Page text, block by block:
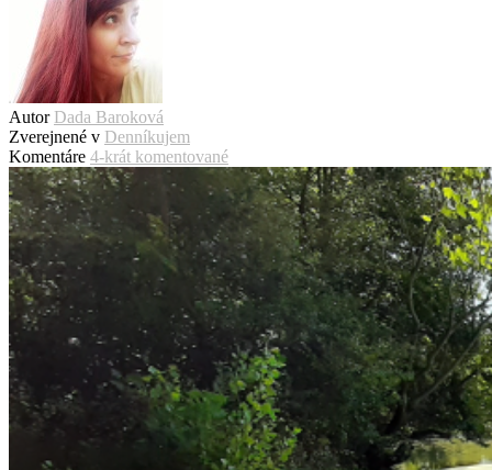
Autor Dada Baroková
Zverejnené v Denníkujem
Komentáre 4-krát komentované